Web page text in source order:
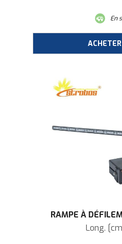
En
RAMPE À
Long.